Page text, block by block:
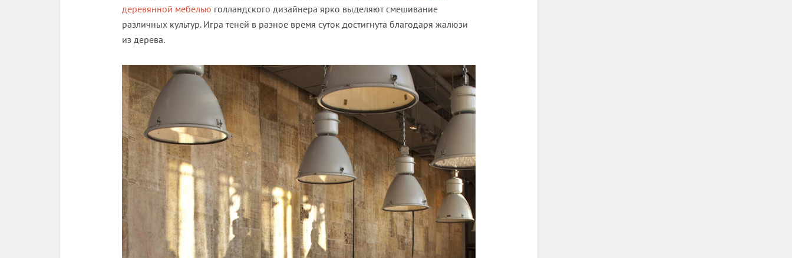
деревянной мебелью голландского дизайнера ярко выделяют смешивание
различных культур. Игра теней в разное время суток достигнута благодаря жалюзи
из дерева.